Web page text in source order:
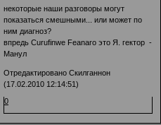
некоторые наши разговоры могут
показаться смешными... или может по
ним диагноз?
впредь Curufinwe Feanaro это Я. гектор -
Манул
Отредактировано Скилганнон
(17.02.2010 12:14:51)
0